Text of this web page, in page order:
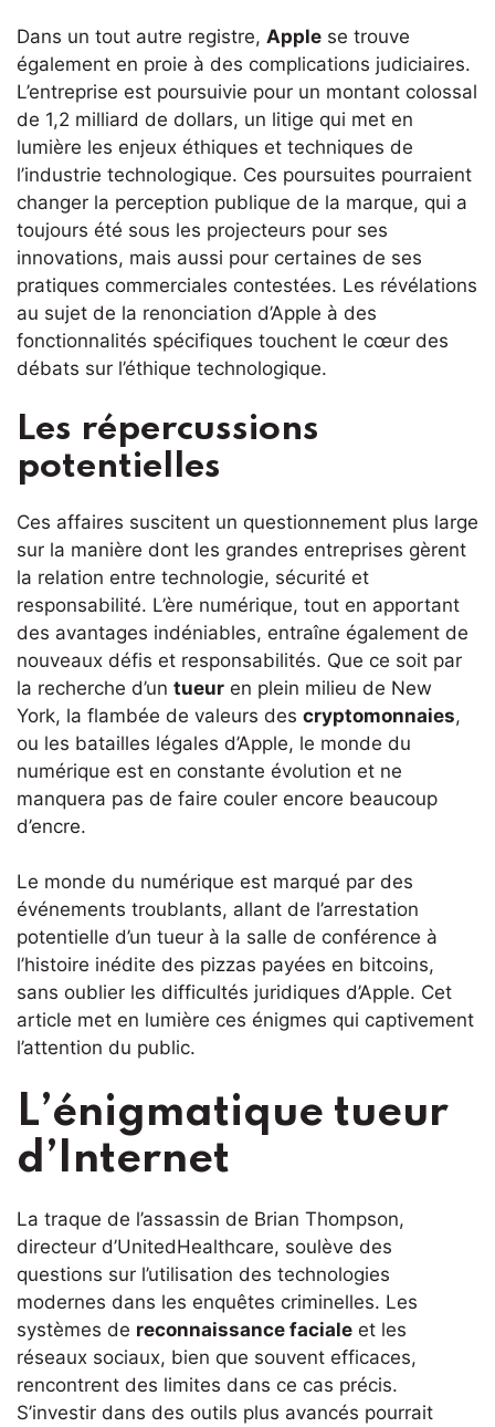
Dans un tout autre registre, Apple se trouve
également en proie à des complications judiciaires.
L’entreprise est poursuivie pour un montant colossal
de 1,2 milliard de dollars, un litige qui met en
lumière les enjeux éthiques et techniques de
l’industrie technologique. Ces poursuites pourraient
changer la perception publique de la marque, qui a
toujours été sous les projecteurs pour ses
innovations, mais aussi pour certaines de ses
pratiques commerciales contestées. Les révélations
au sujet de la renonciation d’Apple à des
fonctionnalités spécifiques touchent le cœur des
débats sur l’éthique technologique.
Les répercussions
potentielles
Ces affaires suscitent un questionnement plus large
sur la manière dont les grandes entreprises gèrent
la relation entre technologie, sécurité et
responsabilité. L’ère numérique, tout en apportant
des avantages indéniables, entraîne également de
nouveaux défis et responsabilités. Que ce soit par
la recherche d’un tueur en plein milieu de New
York, la flambée de valeurs des cryptomonnaies,
ou les batailles légales d’Apple, le monde du
numérique est en constante évolution et ne
manquera pas de faire couler encore beaucoup
d’encre.
Le monde du numérique est marqué par des
événements troublants, allant de l’arrestation
potentielle d’un tueur à la salle de conférence à
l’histoire inédite des pizzas payées en bitcoins,
sans oublier les difficultés juridiques d’Apple. Cet
article met en lumière ces énigmes qui captivement
l’attention du public.
L’énigmatique tueur
d’Internet
La traque de l’assassin de Brian Thompson,
directeur d’UnitedHealthcare, soulève des
questions sur l’utilisation des technologies
modernes dans les enquêtes criminelles. Les
systèmes de reconnaissance faciale et les
réseaux sociaux, bien que souvent efficaces,
rencontrent des limites dans ce cas précis.
S’investir dans des outils plus avancés pourrait